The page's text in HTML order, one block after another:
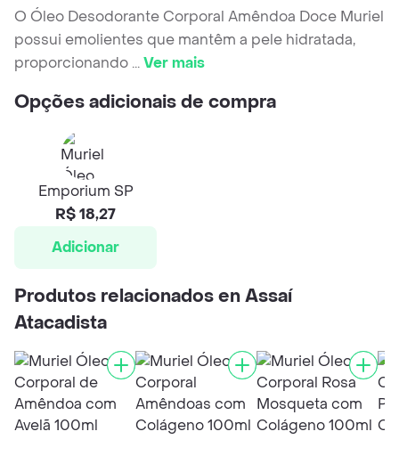
O Óleo Desodorante Corporal Amêndoa Doce Muriel
possui emolientes que mantêm a pele hidratada,
proporcionando ...Ver mais
Opções adicionais de compra
Emporium SP
R$ 18,27
Adicionar
Produtos relacionados en Assaí
Atacadista